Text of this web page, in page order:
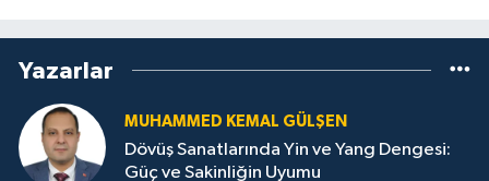
Yazarlar
MUHAMMED KEMAL GÜLŞEN
Dövüş Sanatlarında Yin ve Yang Dengesi:
Güç ve Sakinliğin Uyumu